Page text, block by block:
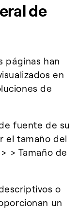
de
páginas han
en
de
fuente de su
el tamaño del
> Tamaño de
o
un